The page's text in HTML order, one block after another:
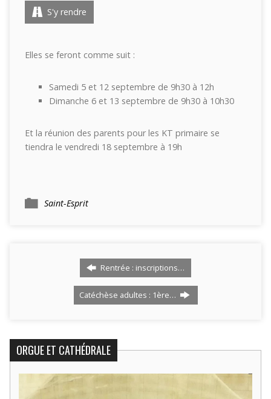
S'y rendre
Elles se feront comme suit :
Samedi 5 et 12 septembre de 9h30 à 12h
Dimanche 6 et 13 septembre de 9h30 à 10h30
Et la réunion des parents pour les KT primaire se
tiendra le vendredi 18 septembre à 19h
Saint-Esprit
Rentrée : inscriptions…
Catéchèse adultes : 1ère…
ORGUE ET CATHÉDRALE